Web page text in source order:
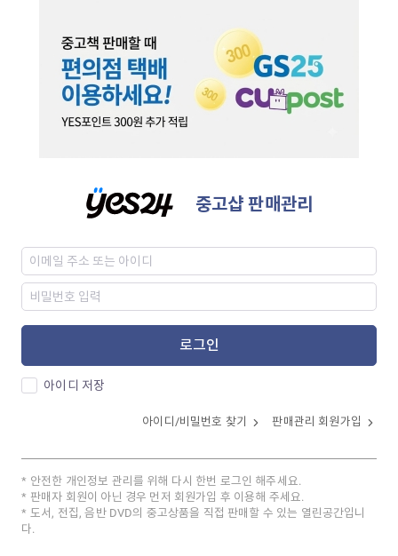
중고샵 판매관리
로그인
아이디 저장
아이디/비밀번호 찾기 판매관리 회원가입
안전한 개인정보 관리를 위해 다시 한번 로그인 해주세요.
판매자 회원이 아닌 경우 먼저 회원가입 후 이용해 주세요.
도서, 전집, 음반 DVD의 중고상품을 직접 판매할 수 있는 열린공간입니
다.